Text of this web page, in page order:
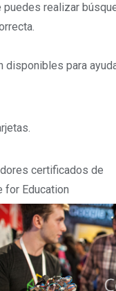
puedes realizar
para
certificados de
for Education